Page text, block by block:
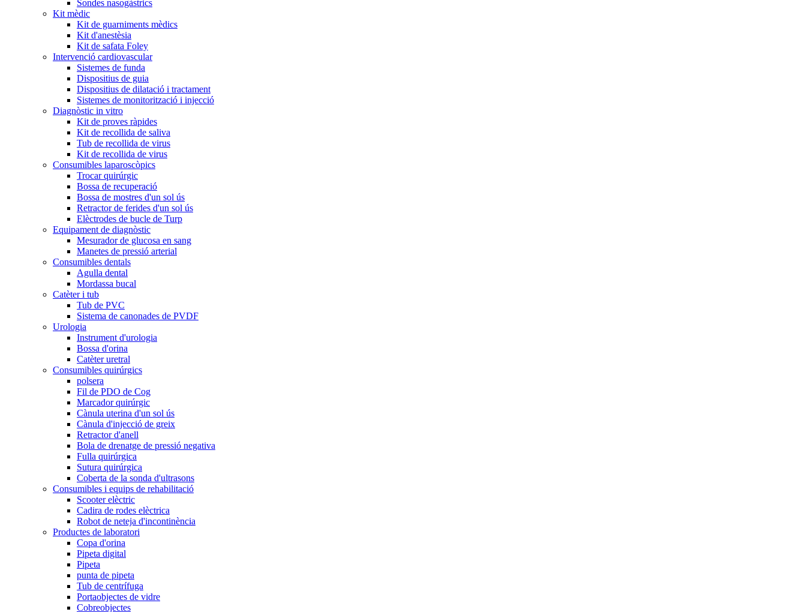
Sondes nasogàstrics
Kit mèdic
Kit de guarniments mèdics
Kit d'anestèsia
Kit de safata Foley
Intervenció cardiovascular
Sistemes de funda
Dispositius de guia
Dispositius de dilatació i tractament
Sistemes de monitorització i injecció
Diagnòstic in vitro
Kit de proves ràpides
Kit de recollida de saliva
Tub de recollida de virus
Kit de recollida de virus
Consumibles laparoscòpics
Trocar quirúrgic
Bossa de recuperació
Bossa de mostres d'un sol ús
Retractor de ferides d'un sol ús
Elèctrodes de bucle de Turp
Equipament de diagnòstic
Mesurador de glucosa en sang
Manetes de pressió arterial
Consumibles dentals
Agulla dental
Mordassa bucal
Catèter i tub
Tub de PVC
Sistema de canonades de PVDF
Urologia
Instrument d'urologia
Bossa d'orina
Catèter uretral
Consumibles quirúrgics
polsera
Fil de PDO de Cog
Marcador quirúrgic
Cànula uterina d'un sol ús
Cànula d'injecció de greix
Retractor d'anell
Bola de drenatge de pressió negativa
Fulla quirúrgica
Sutura quirúrgica
Coberta de la sonda d'ultrasons
Consumibles i equips de rehabilitació
Scooter elèctric
Cadira de rodes elèctrica
Robot de neteja d'incontinència
Productes de laboratori
Copa d'orina
Pipeta digital
Pipeta
punta de pipeta
Tub de centrífuga
Portaobjectes de vidre
Cobreobjectes